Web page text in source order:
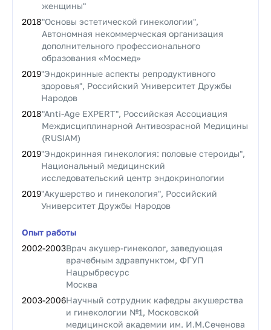
женщины"
2018"Основы эстетической гинекологии",
Автономная некоммерческая организация
дополнительного профессионального
образования «Мосмед»
2019"Эндокринные аспекты репродуктивного
здоровья", Российский Университет Дружбы
Народов
2018"Anti-Age EXPERT", Российская Ассоциация
Междисциплинарной Антивозрасной Медицины
(RUSIAM)
2019"Эндокринная гинекология: половые стероиды",
Национальный медицинский
исследовательский центр эндокринологии
2019"Акушерство и гинекология", Российский
Университет Дружбы Народов
Опыт работы
2002-2003Врач акушер-гинеколог, заведующая
врачебным здравпунктом, ФГУП
Нацрыбресурс
Москва
2003-2006Научный сотрудник кафедры акушерства
и гинекологии №1, Московской
медицинской академии им. И.М.Сеченова